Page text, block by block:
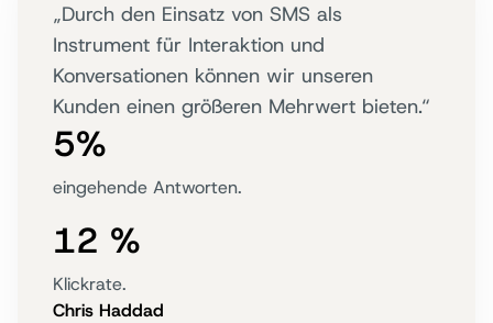
„Durch den Einsatz von SMS als
Instrument für Interaktion und
Konversationen können wir unseren
Kunden einen größeren Mehrwert bieten.“
5%
eingehende Antworten.
12 %
Klickrate.
Chris Haddad